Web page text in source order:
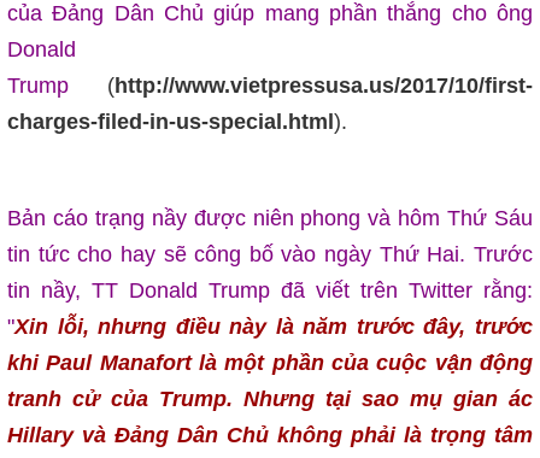
của Đảng Dân Chủ giúp mang phần thắng cho ông
Donald
Trump (http://www.vietpressusa.us/2017/10/first-
charges-filed-in-us-special.html ).
Bản cáo trạng nầy được niên phong và hôm Thứ Sáu
tin tức cho hay sẽ công bố vào ngày Thứ Hai. Trước
tin nầy, TT Donald Trump đã viết trên Twitter rằng:
"Xin lỗi, nhưng điều này là năm trước đây, trước
khi Paul Manafort là một phần của cuộc vận động
tranh cử của Trump. Nhưng tại sao mụ gian ác
Hillary và Đảng Dân Chủ không phải là trọng tâm